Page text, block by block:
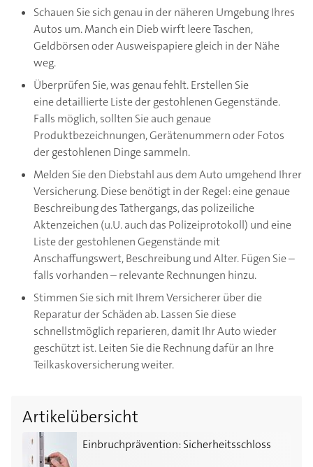
Schauen Sie sich genau in der näheren Umgebung Ihres
Autos um. Manch ein Dieb wirft leere Taschen,
Geldbörsen oder Ausweispapiere gleich in der Nähe
weg.
Überprüfen Sie, was genau fehlt. Erstellen Sie
eine detaillierte Liste der gestohlenen Gegenstände.
Falls möglich, sollten Sie auch genaue
Produktbezeichnungen, Gerätenummern oder Fotos
der gestohlenen Dinge sammeln.
Melden Sie den Diebstahl aus dem Auto umgehend Ihrer
Versicherung. Diese benötigt in der Regel: eine genaue
Beschreibung des Tathergangs, das polizeiliche
Aktenzeichen (u.U. auch das Polizeiprotokoll) und eine
Liste der gestohlenen Gegenstände mit
Anschaffungswert, Beschreibung und Alter. Fügen Sie –
falls vorhanden – relevante Rechnungen hinzu.
Stimmen Sie sich mit Ihrem Versicherer über die
Reparatur der Schäden ab. Lassen Sie diese
schnellstmöglich reparieren, damit Ihr Auto wieder
geschützt ist. Leiten Sie die Rechnung dafür an Ihre
Teilkaskoversicherung weiter.
Artikelübersicht
Einbruchprävention: Sicherheitsschloss
Einbruchprävention: Sicherheitsschloss